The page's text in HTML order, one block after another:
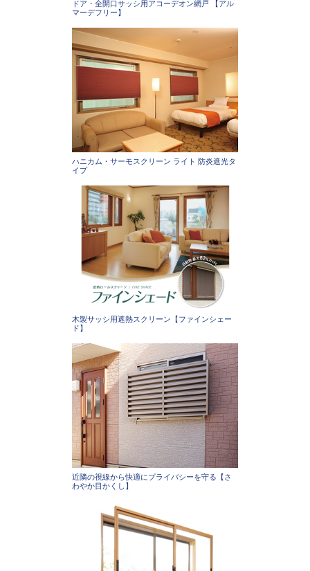
ドア・全開口サッシ用アコーデオン網戸 【アル
マーデフリー】
ハニカム・サーモスクリーン ライト 防炎遮光タ
イプ
木製サッシ用遮熱スクリーン【ファインシェー
ド】
近隣の視線から快適にプライバシーを守る【さ
わやか目かくし】